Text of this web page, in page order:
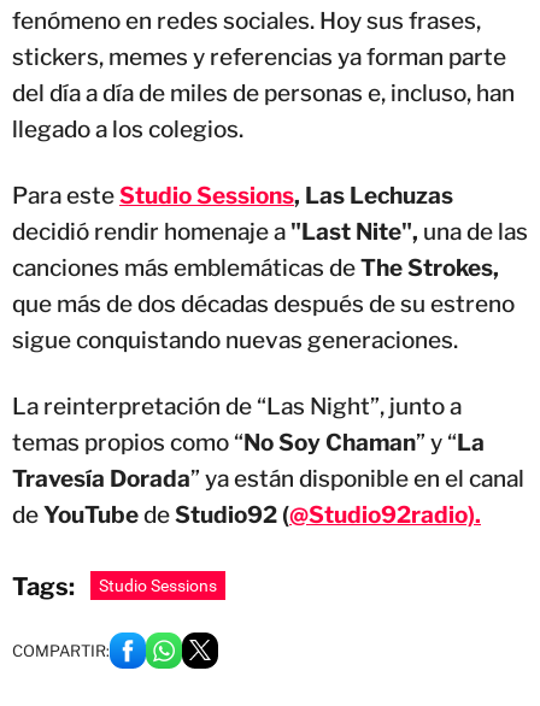
fenómeno en redes sociales. Hoy sus frases,
stickers, memes y referencias ya forman parte
del día a día de miles de personas e, incluso, han
llegado a los colegios.
Para esteStudio Sessions, Las Lechuzas
decidió rendir homenaje a "Last Nite", una de las
canciones más emblemáticas deThe Strokes,
que más de dos décadas después de su estreno
sigue conquistando nuevas generaciones.
La reinterpretación de “Las Night”, junto a
temas propios como “No Soy Chaman” y “La
Travesía Dorada” ya están disponible en el canal
deYouTubedeStudio92 (@Studio92radio).
Tags: Studio Sessions
COMPARTIR: